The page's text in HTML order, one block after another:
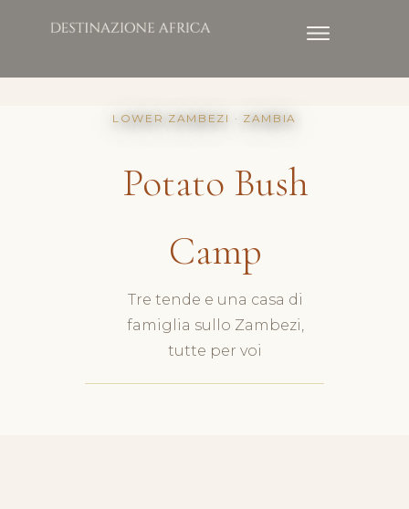
LOWER ZAMBEZI · ZAMBIA
Potato Bush
Camp
Tre tende e una casa di
famiglia sullo Zambezi,
tutte per voi